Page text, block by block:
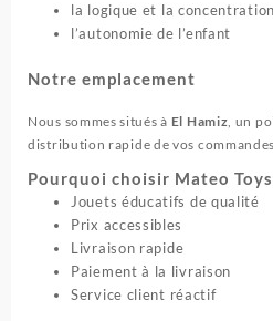
la logique et la concentration
l’autonomie de l’enfant
Notre emplacement
Nous sommes situés à El Hamiz , un
distribution rapide de vos
Pourquoi choisir Mateo Toys
Jouets éducatifs de qualité
Prix accessibles
Livraison rapide
Paiement à la livraison
Service client réactif